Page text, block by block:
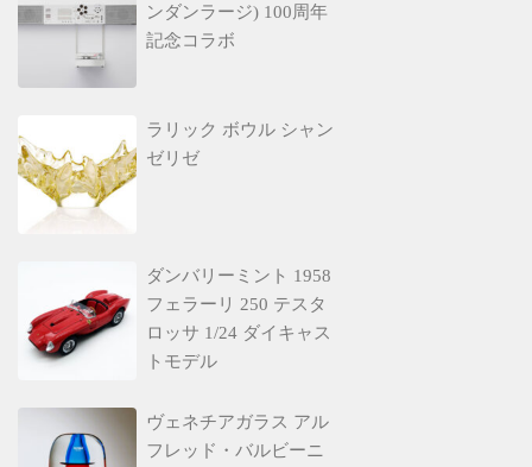
ンダンラージ) 100周年
記念コラボ
ラリック ボウル シャン
ゼリゼ
ダンバリーミント 1958
フェラーリ 250 テスタ
ロッサ 1/24 ダイキャス
トモデル
ヴェネチアガラス アル
フレッド・バルビーニ